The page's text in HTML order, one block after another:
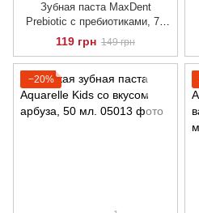
Зубная паста MaxDent
Prebiotic с пребиотиками, 75
мл.
119 грн 149 грн
−20%